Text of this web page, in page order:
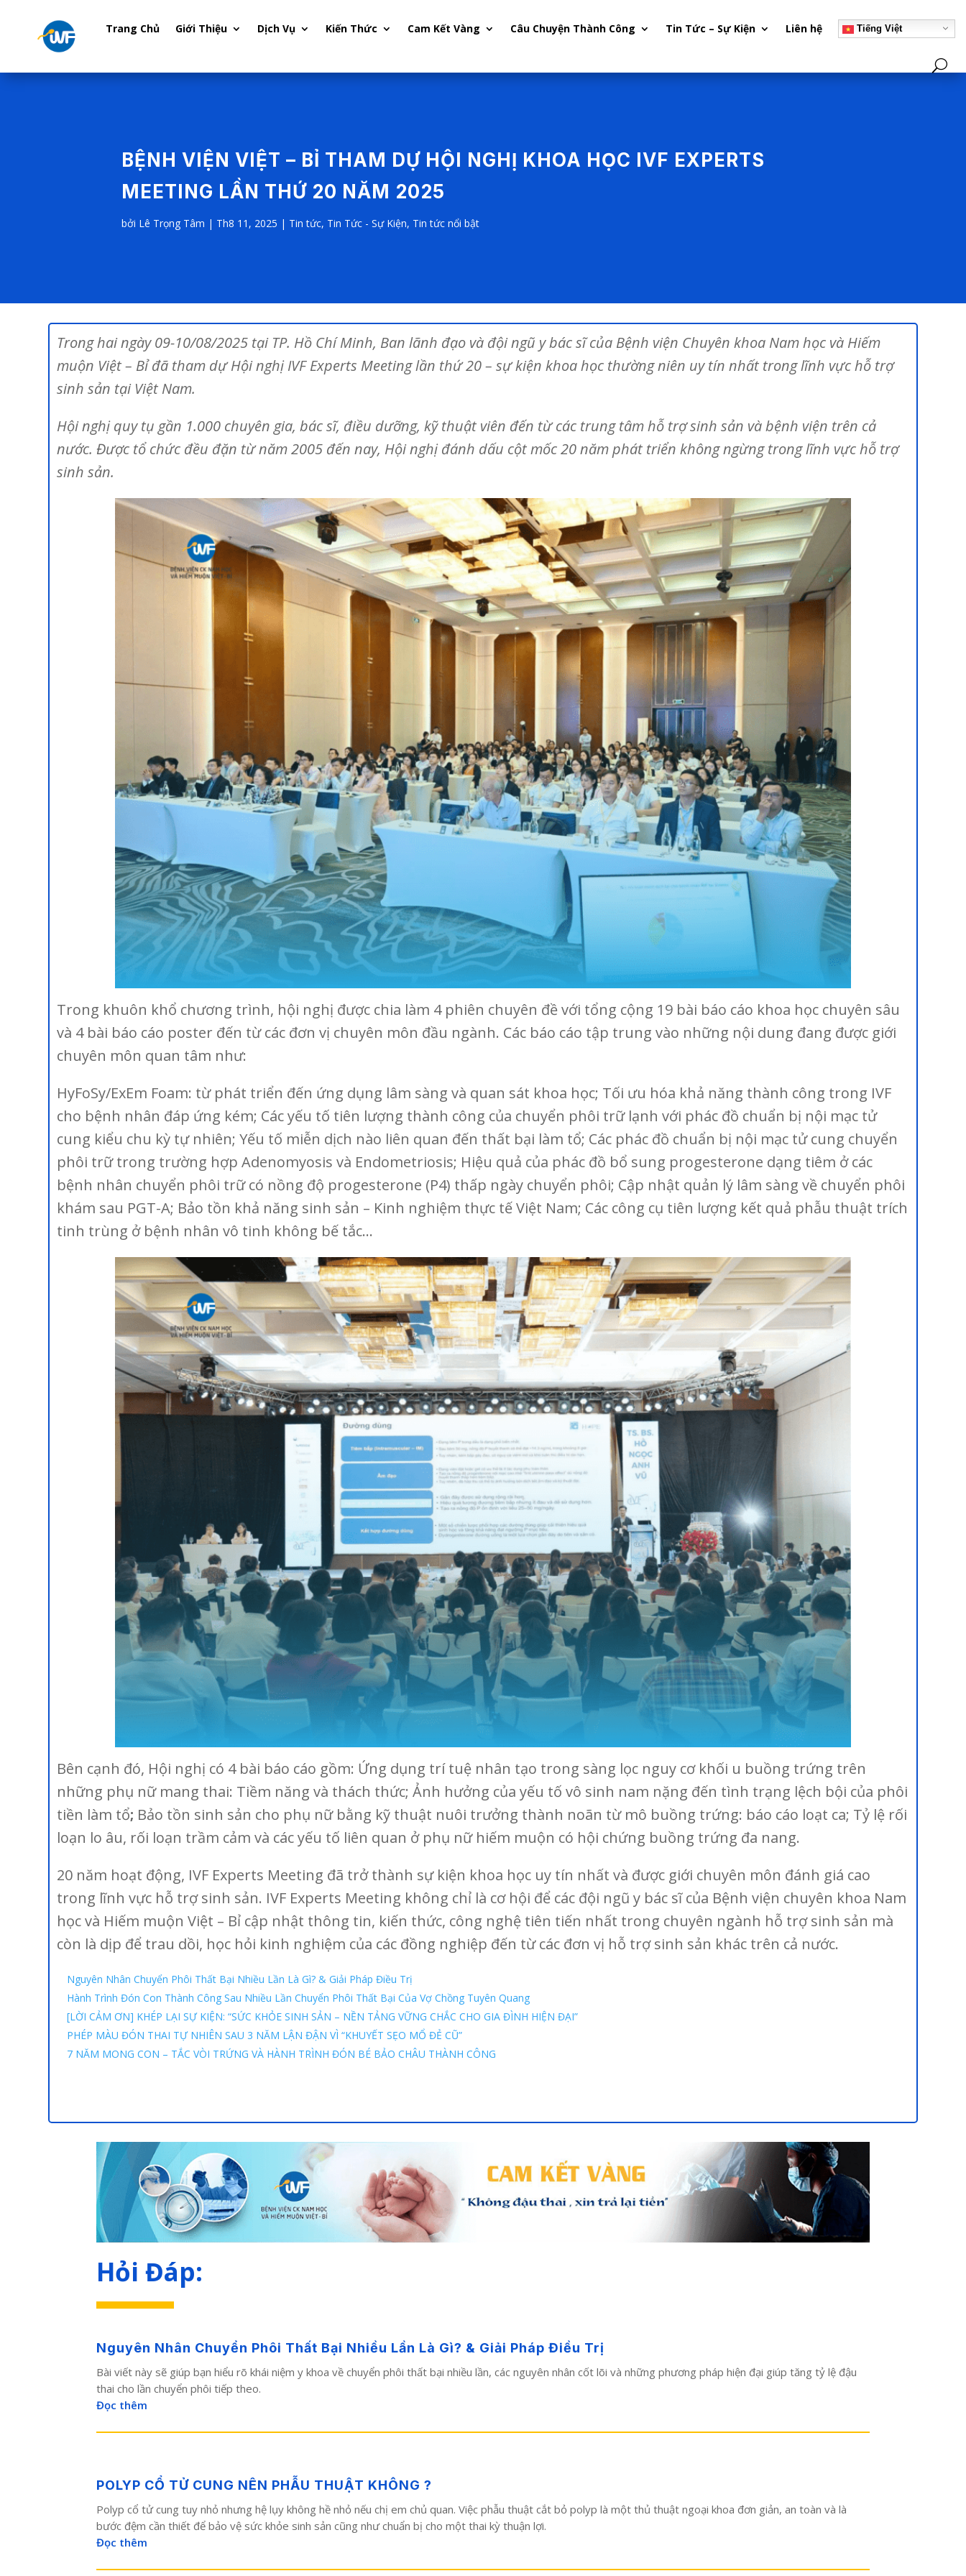
Trang Chủ Giới Thiệu Dịch Vụ Kiến Thức Cam Kết Vàng Câu Chuyện Thành Công Tin Tức – Sự Kiện Liên hệ Tiếng Việt
BỆNH VIỆN VIỆT – BỈ THAM DỰ HỘI NGHỊ KHOA HỌC IVF EXPERTS
MEETING LẦN THỨ 20 NĂM 2025
bởi Lê Trọng Tâm | Th8 11, 2025 | Tin tức, Tin Tức - Sự Kiện, Tin tức nổi bật
Trong hai ngày 09-10/08/2025 tại TP. Hồ Chí Minh, Ban lãnh đạo và đội ngũ y bác sĩ của Bệnh viện Chuyên khoa Nam học và Hiếm
muộn Việt – Bỉ đã tham dự Hội nghị IVF Experts Meeting lần thứ 20 – sự kiện khoa học thường niên uy tín nhất trong lĩnh vực hỗ trợ
sinh sản tại Việt Nam.
Hội nghị quy tụ gần 1.000 chuyên gia, bác sĩ, điều dưỡng, kỹ thuật viên đến từ các trung tâm hỗ trợ sinh sản và bệnh viện trên cả
nước. Được tổ chức đều đặn từ năm 2005 đến nay, Hội nghị đánh dấu cột mốc 20 năm phát triển không ngừng trong lĩnh vực hỗ trợ
sinh sản.
Trong khuôn khổ chương trình, hội nghị được chia làm 4 phiên chuyên đề với tổng cộng 19 bài báo cáo khoa học chuyên sâu
và 4 bài báo cáo poster đến từ các đơn vị chuyên môn đầu ngành. Các báo cáo tập trung vào những nội dung đang được giới
chuyên môn quan tâm như:
HyFoSy/ExEm Foam: từ phát triển đến ứng dụng lâm sàng và quan sát khoa học; Tối ưu hóa khả năng thành công trong IVF
cho bệnh nhân đáp ứng kém; Các yếu tố tiên lượng thành công của chuyển phôi trữ lạnh với phác đồ chuẩn bị nội mạc tử
cung kiểu chu kỳ tự nhiên; Yếu tố miễn dịch nào liên quan đến thất bại làm tổ; Các phác đồ chuẩn bị nội mạc tử cung chuyển
phôi trữ trong trường hợp Adenomyosis và Endometriosis; Hiệu quả của phác đồ bổ sung progesterone dạng tiêm ở các
bệnh nhân chuyển phôi trữ có nồng độ progesterone (P4) thấp ngày chuyển phôi; Cập nhật quản lý lâm sàng về chuyển phôi
khám sau PGT-A; Bảo tồn khả năng sinh sản – Kinh nghiệm thực tế Việt Nam; Các công cụ tiên lượng kết quả phẫu thuật trích
tinh trùng ở bệnh nhân vô tinh không bế tắc…
Bên cạnh đó, Hội nghị có 4 bài báo cáo gồm: Ứng dụng trí tuệ nhân tạo trong sàng lọc nguy cơ khối u buồng trứng trên
những phụ nữ mang thai: Tiềm năng và thách thức; Ảnh hưởng của yếu tố vô sinh nam nặng đến tình trạng lệch bội của phôi
tiền làm tổ; Bảo tồn sinh sản cho phụ nữ bằng kỹ thuật nuôi trưởng thành noãn từ mô buồng trứng: báo cáo loạt ca; Tỷ lệ rối
loạn lo âu, rối loạn trầm cảm và các yếu tố liên quan ở phụ nữ hiếm muộn có hội chứng buồng trứng đa nang.
20 năm hoạt động, IVF Experts Meeting đã trở thành sự kiện khoa học uy tín nhất và được giới chuyên môn đánh giá cao
trong lĩnh vực hỗ trợ sinh sản. IVF Experts Meeting không chỉ là cơ hội để các đội ngũ y bác sĩ của Bệnh viện chuyên khoa Nam
học và Hiếm muộn Việt – Bỉ cập nhật thông tin, kiến thức, công nghệ tiên tiến nhất trong chuyên ngành hỗ trợ sinh sản mà
còn là dịp để trau dồi, học hỏi kinh nghiệm của các đồng nghiệp đến từ các đơn vị hỗ trợ sinh sản khác trên cả nước.
Nguyên Nhân Chuyển Phôi Thất Bại Nhiều Lần Là Gì? & Giải Pháp Điều Trị
Hành Trình Đón Con Thành Công Sau Nhiều Lần Chuyển Phôi Thất Bại Của Vợ Chồng Tuyên Quang
[LỜI CẢM ƠN] KHÉP LẠI SỰ KIỆN: “SỨC KHỎE SINH SẢN – NỀN TẢNG VỮNG CHẮC CHO GIA ĐÌNH HIỆN ĐẠI”
PHÉP MÀU ĐÓN THAI TỰ NHIÊN SAU 3 NĂM LẬN ĐẬN VÌ “KHUYẾT SẸO MỔ ĐẺ CŨ”
7 NĂM MONG CON – TẮC VÒI TRỨNG VÀ HÀNH TRÌNH ĐÓN BÉ BẢO CHÂU THÀNH CÔNG
Hỏi Đáp:
Nguyên Nhân Chuyển Phôi Thất Bại Nhiều Lần Là Gì? & Giải Pháp Điều Trị
Bài viết này sẽ giúp bạn hiểu rõ khái niệm y khoa về chuyển phôi thất bại nhiều lần, các nguyên nhân cốt lõi và những phương pháp hiện đại giúp tăng tỷ lệ đậu
thai cho lần chuyển phôi tiếp theo.
Đọc thêm
POLYP CỔ TỬ CUNG NÊN PHẪU THUẬT KHÔNG ?
Polyp cổ tử cung tuy nhỏ nhưng hệ lụy không hề nhỏ nếu chị em chủ quan. Việc phẫu thuật cắt bỏ polyp là một thủ thuật ngoại khoa đơn giản, an toàn và là
bước đệm cần thiết để bảo vệ sức khỏe sinh sản cũng như chuẩn bị cho một thai kỳ thuận lợi.
Đọc thêm